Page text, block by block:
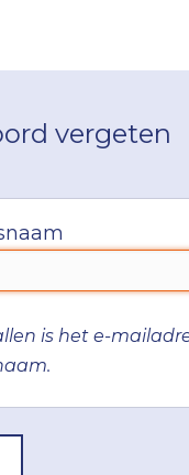
vergeten
is het e-